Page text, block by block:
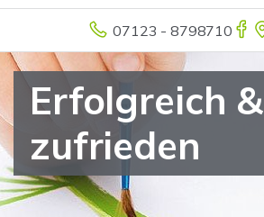
07123 - 8798710
Erfolgreich &
zufrieden